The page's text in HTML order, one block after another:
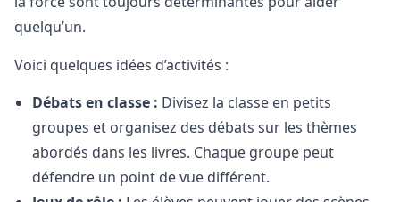
quelqu’un.
Voici quelques idées d’activités :
Débats en classe : Divisez la classe en petits
groupes et organisez des débats sur les thèmes
abordés dans les livres. Chaque groupe peut
défendre un point de vue différent.